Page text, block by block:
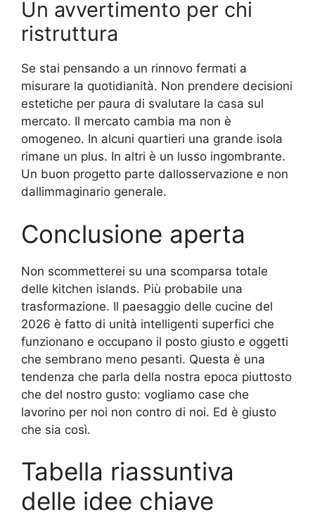
Un avvertimento per chi
ristruttura
Se stai pensando a un rinnovo fermati a
misurare la quotidianità. Non prendere decisioni
estetiche per paura di svalutare la casa sul
mercato. Il mercato cambia ma non è
omogeneo. In alcuni quartieri una grande isola
rimane un plus. In altri è un lusso ingombrante.
Un buon progetto parte dallosservazione e non
dallimmaginario generale.
Conclusione aperta
Non scommetterei su una scomparsa totale
delle kitchen islands. Più probabile una
trasformazione. Il paesaggio delle cucine del
2026 è fatto di unità intelligenti superfici che
funzionano e occupano il posto giusto e oggetti
che sembrano meno pesanti. Questa è una
tendenza che parla della nostra epoca piuttosto
che del nostro gusto: vogliamo case che
lavorino per noi non contro di noi. Ed è giusto
che sia così.
Tabella riassuntiva
delle idee chiave